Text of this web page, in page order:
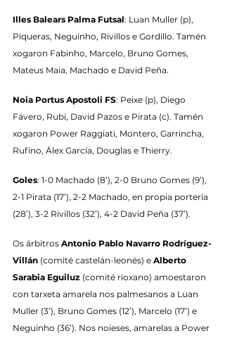
Illes Balears Palma Futsal: Luan Muller (p),
Piqueras, Neguinho, Rivillos e Gordillo. Tamén
xogaron Fabinho, Marcelo, Bruno Gomes,
Mateus Maia, Machado e David Peña.
Noia Portus Apostoli FS: Peixe (p), Diego
Fávero, Rubi, David Pazos e Pirata (c). Tamén
xogaron Power Raggiati, Montero, Garrincha,
Rufino, Álex García, Douglas e Thierry.
Goles: 1-0 Machado (8’), 2-0 Bruno Gomes (9’),
2-1 Pirata (17’), 2-2 Machado, en propia portería
(28’), 3-2 Rivillos (32’), 4-2 David Peña (37’).
Os árbitros Antonio Pablo Navarro Rodríguez-
Villán (comité castelán-leonés) e Alberto
Sarabia Eguiluz (comité rioxano) amoestaron
con tarxeta amarela nos palmesanos a Luan
Muller (3’), Bruno Gomes (12’), Marcelo (17’) e
Neguinho (36’). Nos noieses, amarelas a Power